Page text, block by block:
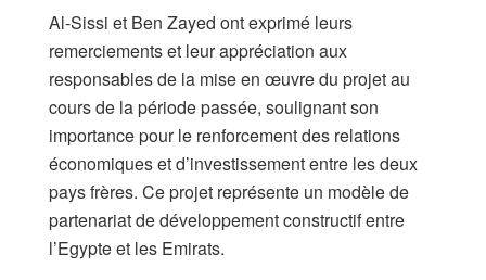
Al-Sissi et Ben Zayed ont exprimé leurs
remerciements et leur appréciation aux
responsables de la mise en œuvre du projet au
cours de la période passée, soulignant son
importance pour le renforcement des relations
économiques et d’investissement entre les deux
pays frères. Ce projet représente un modèle de
partenariat de développement constructif entre
l’Egypte et les Emirats.